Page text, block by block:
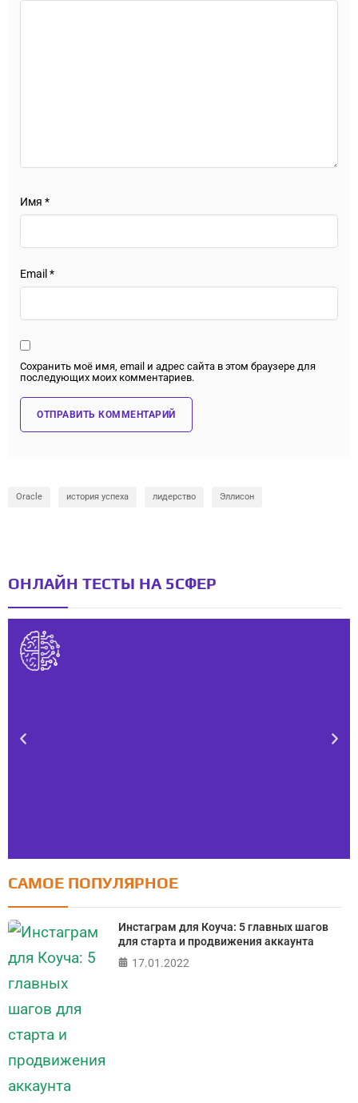
Имя *
Email *
Сохранить моё имя, email и адрес сайта в этом браузере для
последующих моих комментариев.
Oracle история успеха лидерство Эллисон
ОНЛАЙН ТЕСТЫ НА 5СФЕР
Тест FERMI
в 5 главных сферах
САМОЕ ПОПУЛЯРНОЕ
Инстаграм для Коуча: 5 главных шагов
для старта и продвижения аккаунта
17.01.2022